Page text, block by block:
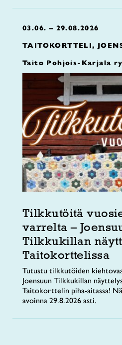
03.06. – 29.08.2026
TAITOKORTTELI,
Taito Pohjois-Karjala ry
Tilkkutöitä
varrelta –
Tilkkukillan
Taitokorttelissa
Tutustu tilkkutöiden
Joensuun Tilkkukillan
Taitokorttelin piha-aitassa!
avoinna 29.8.2026 asti.